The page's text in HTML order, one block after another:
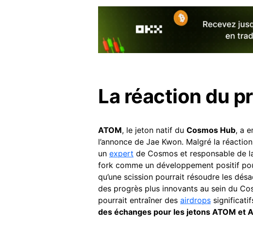
La réaction du
ATOM, le jeton natif du Cosmos Hub, a
l’annonce de Jae Kwon. Malgré la
un expert de Cosmos et responsable de
fork comme un développement positif
qu’une scission pourrait résoudre les
des progrès plus innovants au sein du
pourrait entraîner des airdrops
des échanges pour les jetons ATOM et